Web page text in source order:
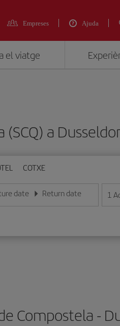
Empreses Ajuda
el viatge
(SCQ) a
COTXE
date
fecha en format dia/mes/any
Return date
Introduce la fecha en format
1
Compostela -